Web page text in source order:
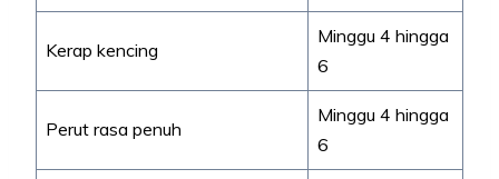
Kerap kencing
Minggu 4 hingga
6
Perut rasa penuh
Minggu 4 hingga
6